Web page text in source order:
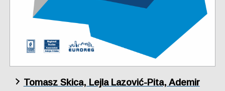
Tomasz Skica, Lejla Lazović-Pita, Ademir